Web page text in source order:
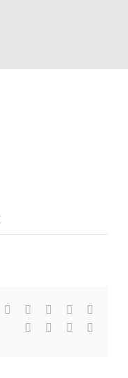
Facebook Reddit LinkedIn
TumblrPinterest